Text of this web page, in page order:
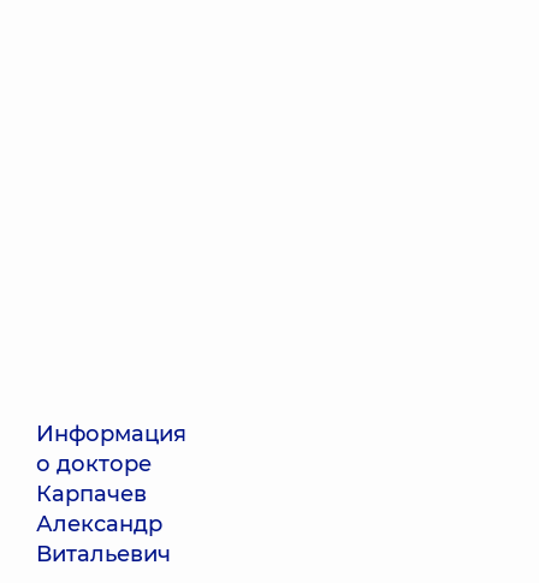
Информация
о докторе
Карпачев
Александр
Витальевич